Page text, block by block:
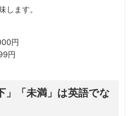
します。
円
円
」「未満」は英語でな